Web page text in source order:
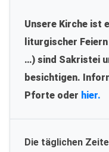
Unsere Kirche ist
liturgischer
…) sind Sakristei
besichtigen.
Pforte oder hier.
Die täglichen